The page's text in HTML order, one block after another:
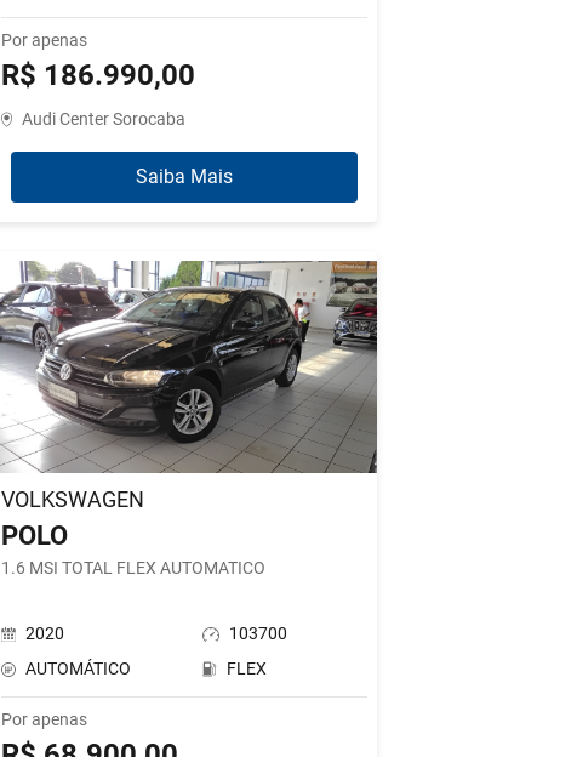
Por apenas
R$ 186.990,00
Audi Center Sorocaba
Saiba Mais
VOLKSWAGEN
POLO
1.6 MSI TOTAL FLEX AUTOMATICO
2020
103700
AUTOMÁTICO
FLEX
Por apenas